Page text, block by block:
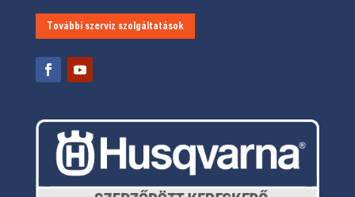
További szerviz szolgáltatások